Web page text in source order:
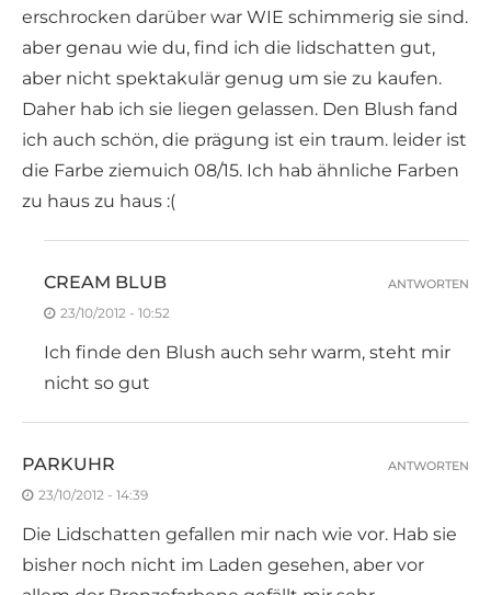
erschrocken darüber war WIE schimmerig sie sind.
aber genau wie du, find ich die lidschatten gut,
aber nicht spektakulär genug um sie zu kaufen.
Daher hab ich sie liegen gelassen. Den Blush fand
ich auch schön, die prägung ist ein traum. leider ist
die Farbe ziemuich 08/15. Ich hab ähnliche Farben
zu haus zu haus :(
CREAM BLUB
23/10/2012 - 10:52
Ich finde den Blush auch sehr warm, steht mir
nicht so gut
ANTWORTEN
PARKUHR
23/10/2012 - 14:39
Die Lidschatten gefallen mir nach wie vor. Hab sie
bisher noch nicht im Laden gesehen, aber vor
ANTWORTEN